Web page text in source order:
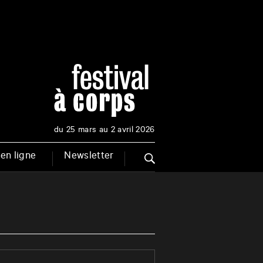
du 25 mars au 2 avril 2026
ligne Newsletter